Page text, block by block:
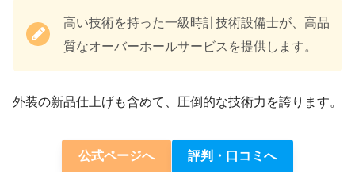
高い技術を持った一級時計技術設備士が、高品
質なオーバーホールサービスを提供します。
外装の新品仕上げも含めて、圧倒的な技術力を誇ります。
公式ページへ 評判・口コミへ